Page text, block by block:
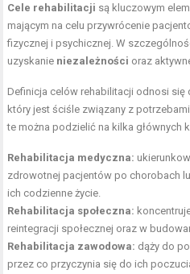
Cele rehabilitacji są kluczowym
mającym na celu przywrócenie
fizycznej i psychicznej. W
uzyskanie niezależności oraz
Definicja celów rehabilitacji odnosi się
który jest ściśle związany z
te można podzielić na kilka głównych
Rehabilitacja medyczna:
zdrowotnej pacjentów po chorobach
ich codzienne życie.
Rehabilitacja społeczna:
reintegracji społecznej oraz w
Rehabilitacja zawodowa: dąży do
przez co przyczynia się do ich